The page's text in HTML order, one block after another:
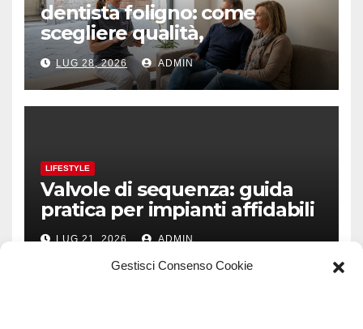
Gestisci Consenso Cookie
dentista foligno: come
scegliere qualità,
prevenzione e fiducia
LUG 28, 2026 ADMIN
LIFESTYLE
Valvole di sequenza: guida
pratica per impianti affidabili
LUG 21, 2026 ADMIN